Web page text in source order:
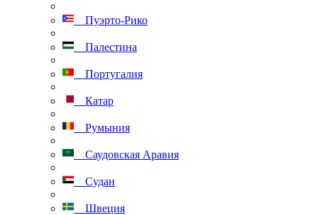
Пуэрто-Рико
Палестина
Португалия
Катар
Румыния
Саудовская Аравия
Судан
Швеция